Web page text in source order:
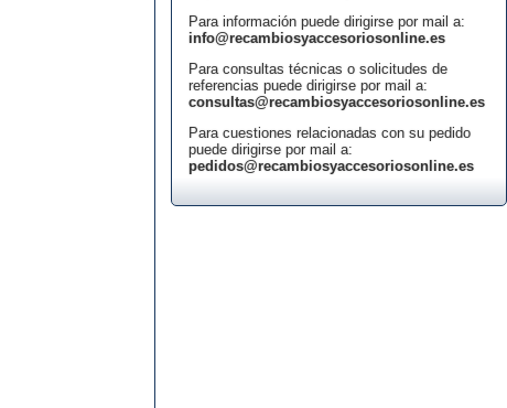
Para información puede dirigirse por mail a:
info@recambiosyaccesoriosonline.es
Para consultas técnicas o solicitudes de
referencias puede dirigirse por mail a:
consultas@recambiosyaccesoriosonline.es
Para cuestiones relacionadas con su pedido
puede dirigirse por mail a:
pedidos@recambiosyaccesoriosonline.es